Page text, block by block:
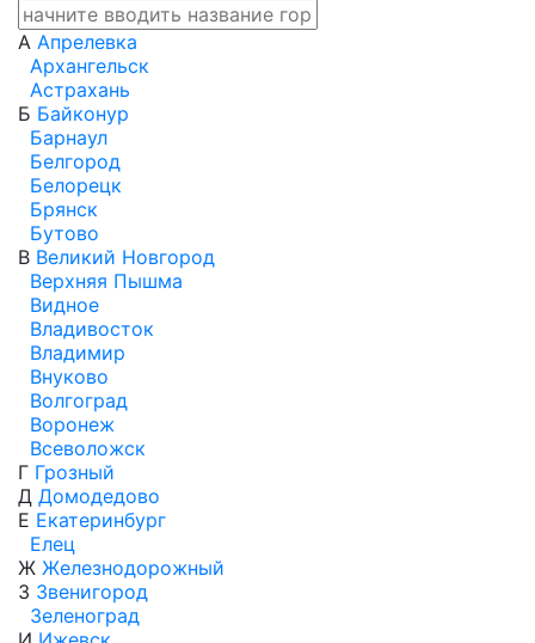
А Апрелевка
Архангельск
Астрахань
Б Байконур
Барнаул
Белгород
Белорецк
Брянск
Бутово
В Великий Новгород
Верхняя Пышма
Видное
Владивосток
Владимир
Внуково
Волгоград
Воронеж
Всеволожск
Г Грозный
Д Домодедово
Е Екатеринбург
Елец
Ж Железнодорожный
З Звенигород
Зеленоград